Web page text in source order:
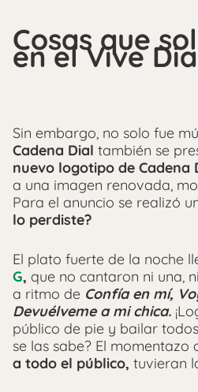
Cosas que
en el Vive
Sin embargo, no solo fue
Cadena Dial también se
nuevo logotipo de Cadena
a una imagen renovada,
Para el anuncio se realizó
lo perdiste?
El plato fuerte de la noche
G, que no cantaron ni una,
a ritmo de Confía en mí,
Devuélveme a mi chica.
público de pie y bailar
se las sabe? El momentazo
a todo el público, tuvieran